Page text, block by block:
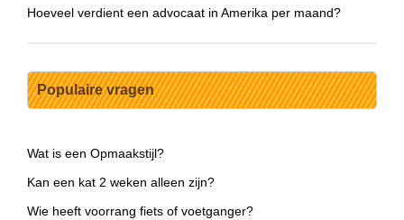
Hoeveel verdient een advocaat in Amerika per maand?
Populaire vragen
Wat is een Opmaakstijl?
Kan een kat 2 weken alleen zijn?
Wie heeft voorrang fiets of voetganger?